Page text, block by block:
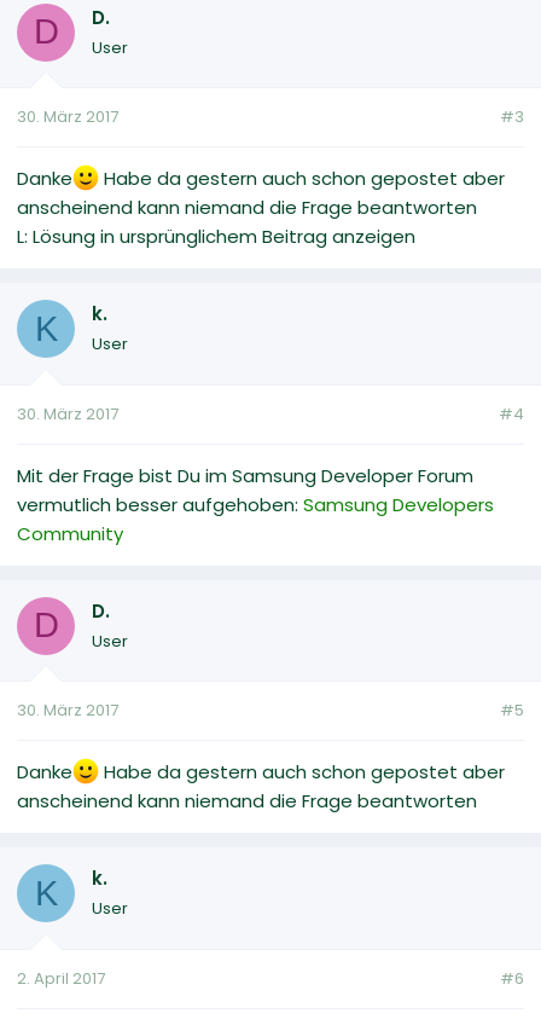
D D.
User
30. März 2017 #3
Danke
Habe da gestern auch schon gepostet aber
anscheinend kann niemand die Frage beantworten
L: Lösung in ursprünglichem Beitrag anzeigen
K k.
User
30. März 2017 #4
Mit der Frage bist Du im Samsung Developer Forum
vermutlich besser aufgehoben: Samsung Developers
Community
D D.
User
30. März 2017 #5
Danke
Habe da gestern auch schon gepostet aber
anscheinend kann niemand die Frage beantworten
K k.
User
2. April 2017 #6